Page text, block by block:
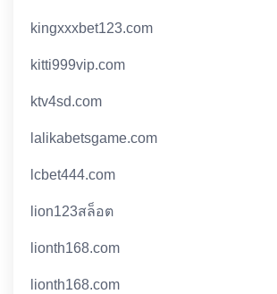
kingxxxbet123.com
kitti999vip.com
ktv4sd.com
lalikabetsgame.com
lcbet444.com
lion123สล็อต
lionth168.com
lionth168.com